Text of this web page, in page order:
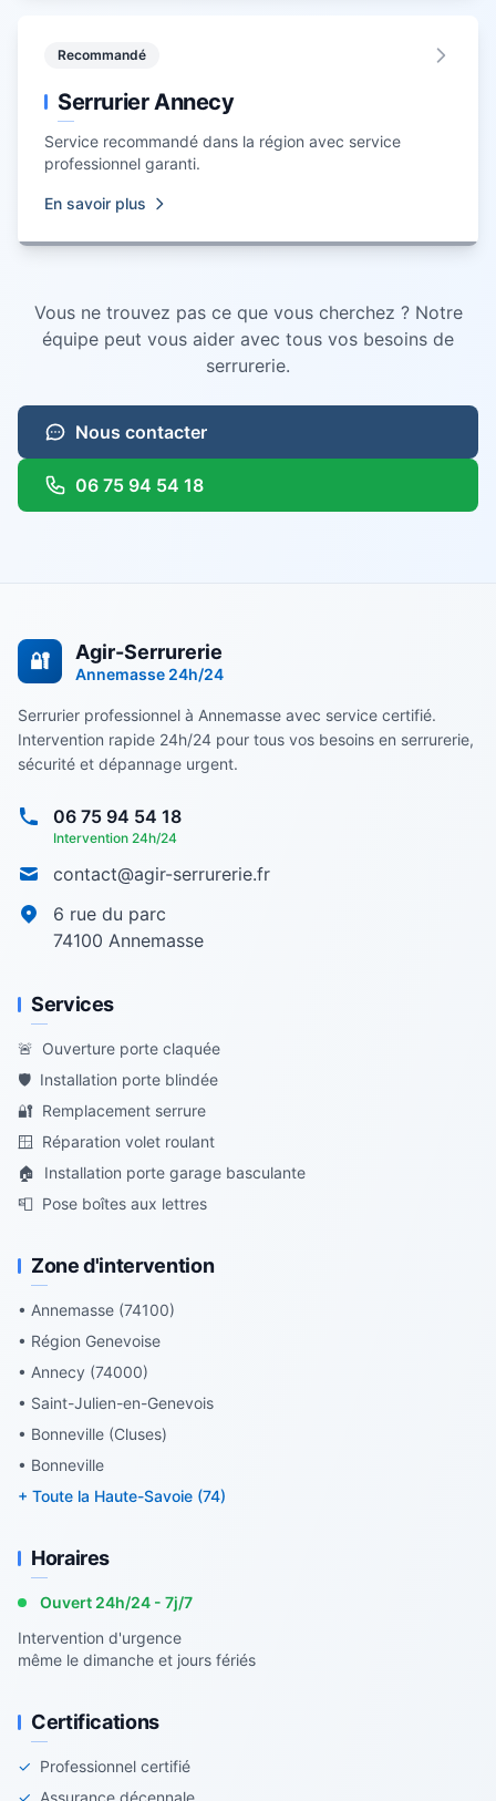
Recommandé
Serrurier Annecy
Service recommandé dans la région avec service
professionnel garanti.
En savoir plus
Vous ne trouvez pas ce que vous cherchez ? Notre
équipe peut vous aider avec tous vos besoins de
serrurerie.
Nous contacter
06 75 94 54 18
🔐 Agir-Serrurerie
Annemasse 24h/24
Serrurier professionnel à Annemasse avec service certifié.
Intervention rapide 24h/24 pour tous vos besoins en serrurerie,
sécurité et dépannage urgent.
06 75 94 54 18
Intervention 24h/24
contact@agir-serrurerie.fr
6 rue du parc
74100 Annemasse
Services
🚨 Ouverture porte claquée
🛡️ Installation porte blindée
🔐 Remplacement serrure
🪟 Réparation volet roulant
🏠
Installation porte garage basculante
📮 Pose boîtes aux lettres
Zone d'intervention
• Annemasse (74100)
• Région Genevoise
• Annecy (74000)
• Saint-Julien-en-Genevois
• Bonneville (Cluses)
• Bonneville
+ Toute la Haute-Savoie (74)
Horaires
Ouvert 24h/24 - 7j/7
Intervention d'urgence
même le dimanche et jours fériés
Certifications
✓ Professionnel certifié
✓ Assurance décennale